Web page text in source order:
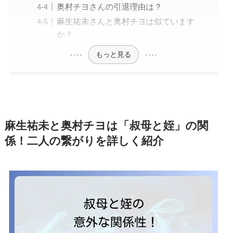
奥村チヨさんの引退理由は？
麻生祐未さんと奥村チヨは似ています
か？
もっと見る
麻生祐未と奥村チヨは「叔母と姪」の関
係！二人の繋がりを詳しく紹介